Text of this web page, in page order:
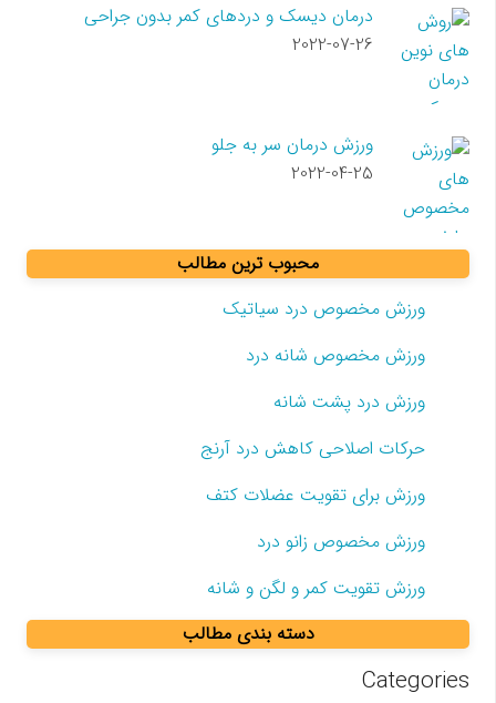
درمان دیسک و دردهای کمر بدون جراحی
2022-07-26
ورزش درمان سر به جلو
2022-04-25
محبوب ترین مطالب
ورزش مخصوص درد سیاتیک
ورزش مخصوص شانه درد
ورزش درد پشت شانه
حرکات اصلاحی کاهش درد آرنج
ورزش برای تقویت عضلات کتف
ورزش مخصوص زانو درد
ورزش تقویت کمر و لگن و شانه
دسته بندی مطالب
Categories